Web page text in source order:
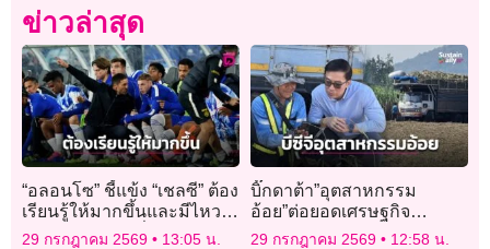
ข่าวล่าสุด
“อลอนโซ” ชี้แข้ง “เชลซี” ต้อง
เรียนรู้ให้มากขึ้นและมีไหว
พริบในการเล่นที่ถูกต้อง
29 กรกฎาคม 2569 13:05 น.
บิ๊กดาต้า”อุตสาหกรรม
อ้อย”ต่อยอดเศรษฐกิจ
หมุนเวียน
29 กรกฎาคม 2569 12:58 น.